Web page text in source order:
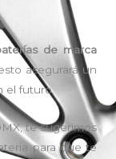
de marca
asegurará un
el futuro.
te sugerimos
para que te